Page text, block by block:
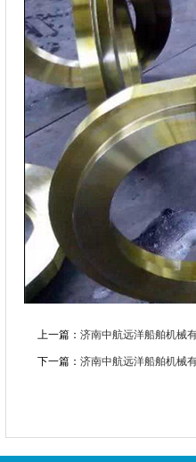
上一篇： 济南中航远洋船舶机械
下一篇： 济南中航远洋船舶机械